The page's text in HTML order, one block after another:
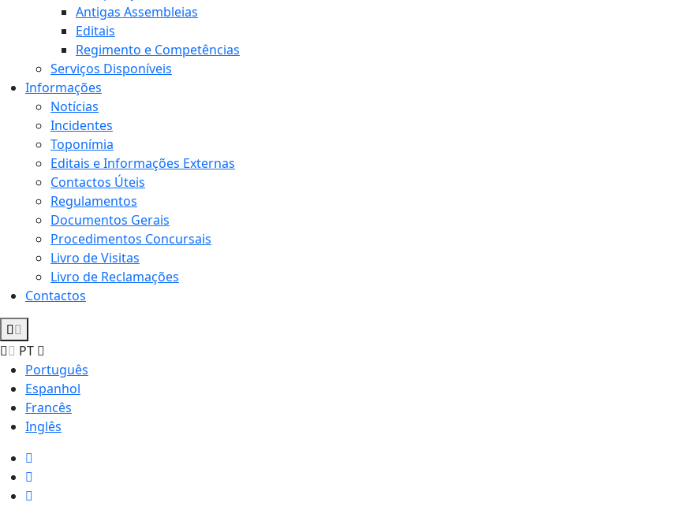
Antigas Assembleias
Editais
Regimento e Competências
Serviços Disponíveis
Informações
Notícias
Incidentes
Toponímia
Editais e Informações Externas
Contactos Úteis
Regulamentos
Documentos Gerais
Procedimentos Concursais
Livro de Visitas
Livro de Reclamações
Contactos
PT
Português
Espanhol
Francês
Inglês